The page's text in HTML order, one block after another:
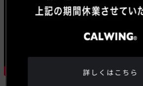
詳しくはこちら